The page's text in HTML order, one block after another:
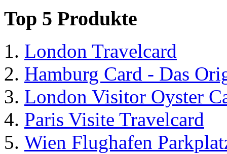
Top 5 Produkte
London Travelcard
Hamburg Card - Das
London Visitor Oyster
Paris Visite Travelcard
Wien Flughafen